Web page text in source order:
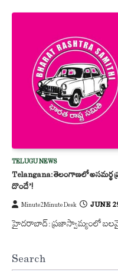
TELUGU NEWS
Telangana: తెలంగాణలో అసమర్థ
దొందే’!
Minute2Minute Desk JUNE
హైదరాబాద్: ప్రజాస్వామ్యంలో బలమైన
Search